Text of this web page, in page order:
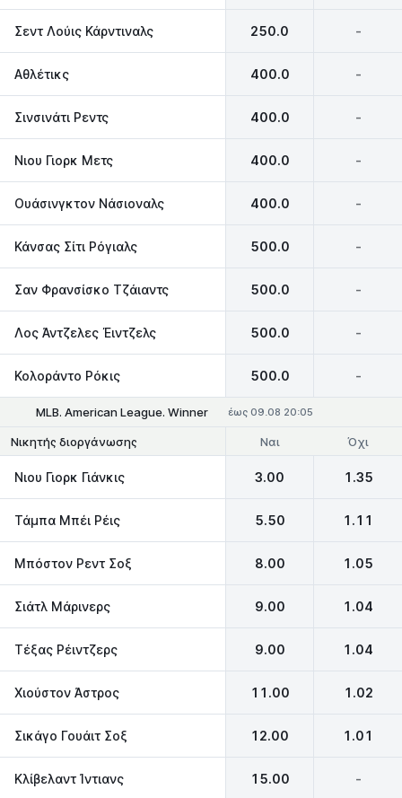
Σεντ Λούις Κάρντιναλς 250.0 -
Αθλέτικς 400.0 -
Σινσινάτι Ρεντς 400.0 -
Νιου Γιορκ Μετς 400.0 -
Ουάσινγκτον Νάσιοναλς 400.0 -
Κάνσας Σίτι Ρόγιαλς 500.0 -
Σαν Φρανσίσκο Τζάιαντς 500.0 -
Λος Άντζελες Έιντζελς 500.0 -
Κολοράντο Ρόκις 500.0 -
MLB. American League. Winner έως 09.08 20:05
Νικητής διοργάνωσης Ναι Όχι
Νιου Γιορκ Γιάνκις 3.00 1.35
Τάμπα Μπέι Ρέις 5.50 1.11
Μπόστον Ρεντ Σοξ 8.00 1.05
Σιάτλ Μάρινερς 9.00 1.04
Τέξας Ρέιντζερς 9.00 1.04
Χιούστον Άστρος 11.00 1.02
Σικάγο Γουάιτ Σοξ 12.00 1.01
Κλίβελαντ Ίντιανς 15.00 -